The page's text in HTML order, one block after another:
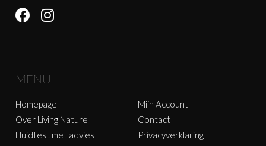
MENU
Homepage
Over Living Nature
Huidtest met advies
Mijn Account
Contact
Privacyverklaring